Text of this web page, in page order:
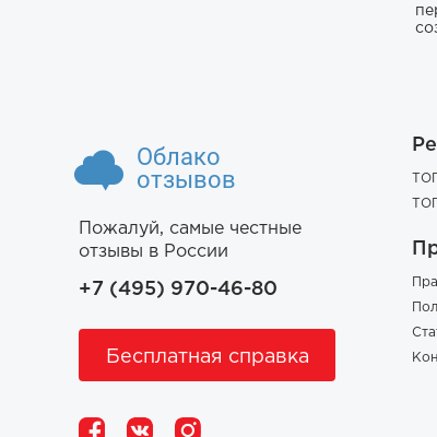
Облако
отзывов
Пожалуй, самые честные
отзывы в России
+7 (495) 970-46-80
Бесплатная справка